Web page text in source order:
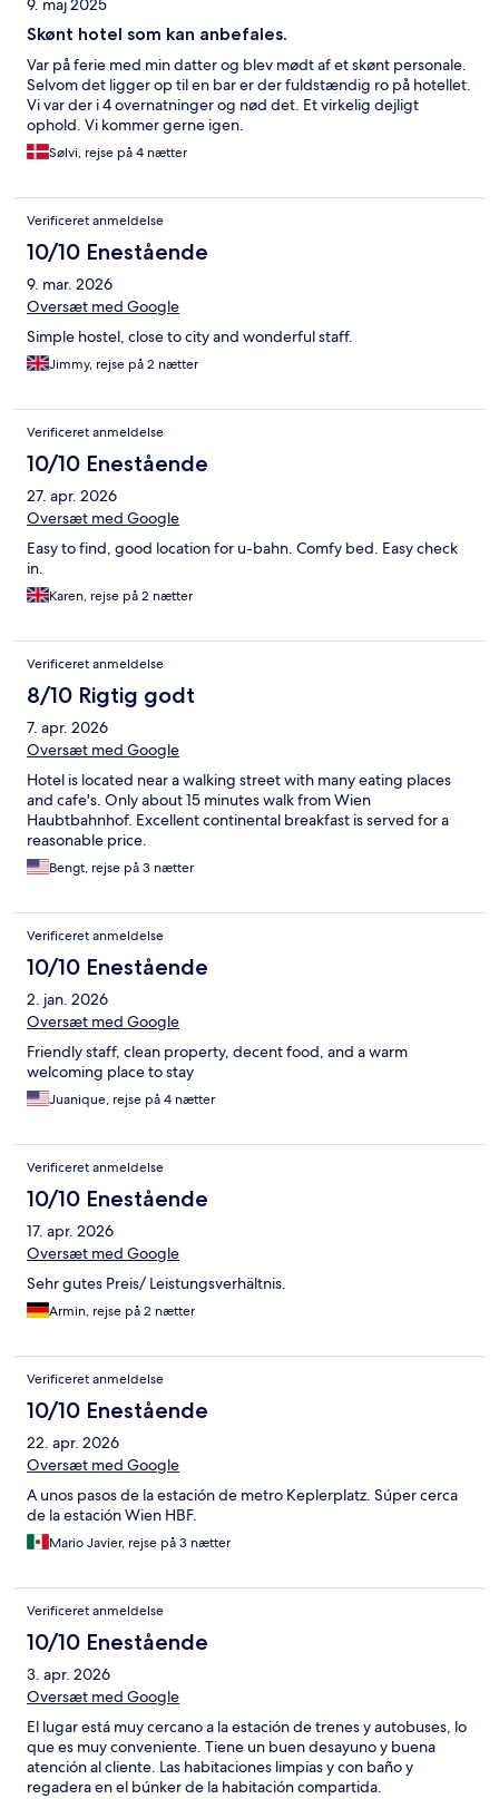
9. maj 2025
Skønt hotel som kan anbefales.
Var på ferie med min datter og blev mødt af et skønt personale.
Selvom det ligger op til en bar er der fuldstændig ro på hotellet.
Vi var der i 4 overnatninger og nød det. Et virkelig dejligt
ophold. Vi kommer gerne igen.
Sølvi, rejse på 4 nætter
Verificeret anmeldelse
10/10 Enestående
9. mar. 2026
Oversæt med Google
Simple hostel, close to city and wonderful staff.
Jimmy, rejse på 2 nætter
Verificeret anmeldelse
10/10 Enestående
27. apr. 2026
Oversæt med Google
Easy to find, good location for u-bahn. Comfy bed. Easy check
in.
Karen, rejse på 2 nætter
Verificeret anmeldelse
8/10 Rigtig godt
7. apr. 2026
Oversæt med Google
Hotel is located near a walking street with many eating places
and cafe's. Only about 15 minutes walk from Wien
Haubtbahnhof. Excellent continental breakfast is served for a
reasonable price.
Bengt, rejse på 3 nætter
Verificeret anmeldelse
10/10 Enestående
2. jan. 2026
Oversæt med Google
Friendly staff, clean property, decent food, and a warm
welcoming place to stay
Juanique, rejse på 4 nætter
Verificeret anmeldelse
10/10 Enestående
17. apr. 2026
Oversæt med Google
Sehr gutes Preis/ Leistungsverhältnis.
Armin, rejse på 2 nætter
Verificeret anmeldelse
10/10 Enestående
22. apr. 2026
Oversæt med Google
A unos pasos de la estación de metro Keplerplatz. Súper cerca
de la estación Wien HBF.
Mario Javier, rejse på 3 nætter
Verificeret anmeldelse
10/10 Enestående
3. apr. 2026
Oversæt med Google
El lugar está muy cercano a la estación de trenes y autobuses, lo
que es muy conveniente. Tiene un buen desayuno y buena
atención al cliente. Las habitaciones limpias y con baño y
regadera en el búnker de la habitación compartida.